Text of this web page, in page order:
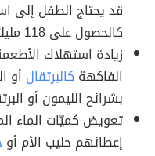
قد يحتاج الطفل إلى
كالحصول على 118 مليلتراً على الأقل كلّ 20 دقيقة.
زيادة استهلاك
الفاكهة كالبرتقال أو
بشرائح الليمون أو
تعويض كميّات الماء
إعطائهم حليب الأم أو